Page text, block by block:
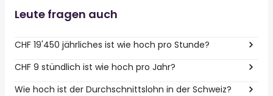
Leute fragen auch
CHF 19'450 jährliches ist wie hoch pro Stunde?
CHF 9 stündlich ist wie hoch pro Jahr?
Wie hoch ist der Durchschnittslohn in der Schweiz?